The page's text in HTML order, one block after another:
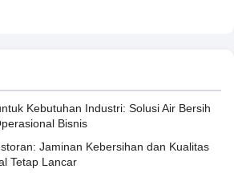
Kebutuhan Industri: Solusi Air Bersih
Bisnis
Jaminan Kebersihan dan Kualitas
Tetap Lancar